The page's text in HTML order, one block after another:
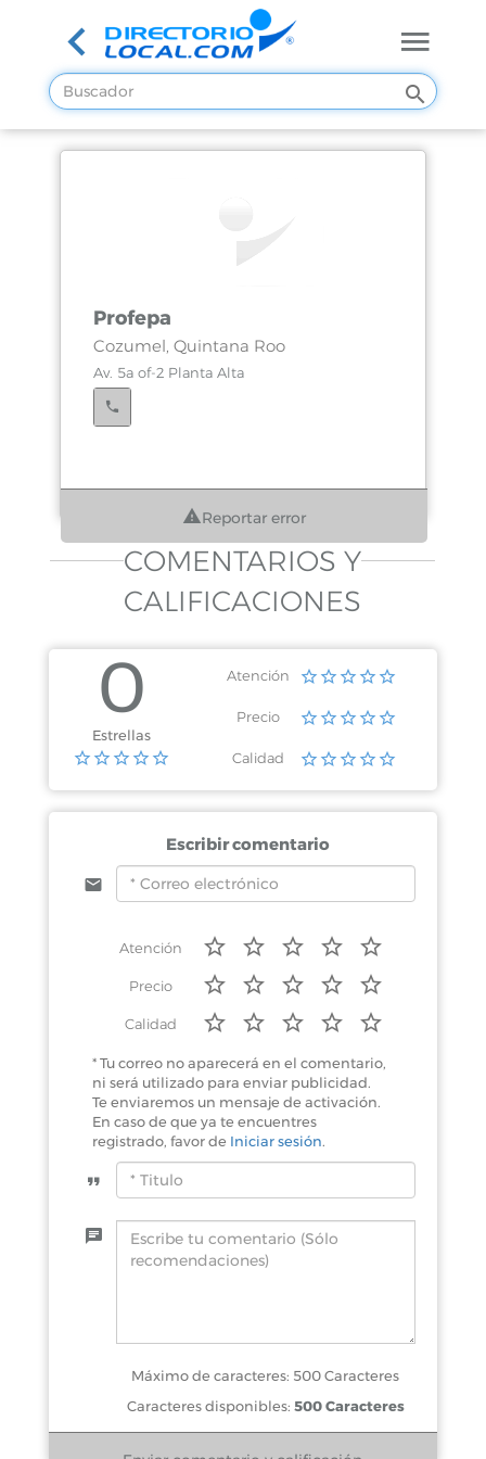
Profepa
Cozumel, Quintana Roo
Av. 5a of-2 Planta Alta
Reportar error
COMENTARIOS Y
CALIFICACIONES
0
Estrellas
Atención
Precio
Calidad
Escribir comentario
Atención
Precio
Calidad
* Tu correo no aparecerá en el comentario,
ni será utilizado para enviar publicidad.
Te enviaremos un mensaje de activación.
En caso de que ya te encuentres
registrado, favor de Iniciar sesión.
Máximo de caracteres: 500 Caracteres
Caracteres disponibles: 500 Caracteres